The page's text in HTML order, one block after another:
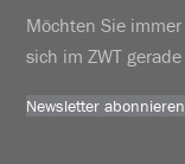
Möchten Sie
sich im ZWT
Newsletter abonnieren